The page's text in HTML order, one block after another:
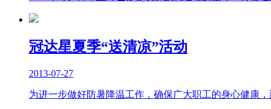
冠达星夏季“送清凉”活动
2013-07-27
为进一步做好防暑降温工作，确保广大职工的身心健康